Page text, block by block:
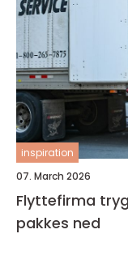
inspiration
07. March 2026
Flyttefirma trygg og effektiv hjelp når alt skal
pakkes ned